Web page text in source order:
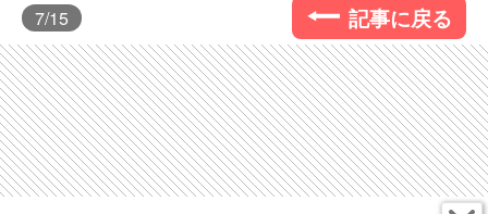
7/15 記事に戻る